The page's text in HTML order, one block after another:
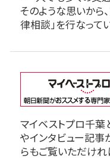
そのような思いから
律相談」を行なって
マイベストプロ千葉
やインタビュー記事
らもご覧いただけれ